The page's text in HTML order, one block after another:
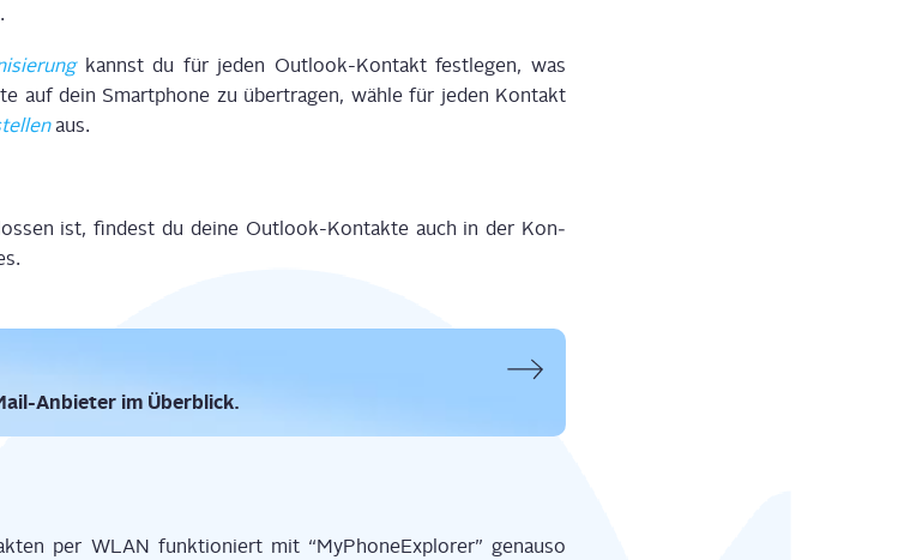
kannst du für jeden Out­look-Kon­takt fest­le­gen, was
auf dein Smart­phone zu über­tra­gen, wäh­le für jeden Kon­takt
aus.
ist, fin­dest du dei­ne Out­look-Kon­tak­te auch in der Kon­
Anbie­ter im Überblick.
per WLAN funk­tio­niert mit “MyPho­ne­Ex­plo­rer” genau­so